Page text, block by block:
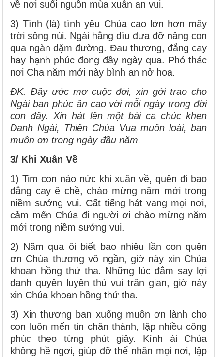
về nơi suối nguồn mùa xuân an vui.
3) Tình (là) tình yêu Chúa cao lớn hơn mây
trời sông núi. Ngài hằng dìu đưa đỡ nâng con
qua ngàn dặm đường. Đau thương, đắng cay
hay hạnh phúc đong đầy ngày qua. Phó thác
nơi Cha năm mới này bình an nở hoa.
ĐK. Đây ước mơ cuộc đời, xin gởi trao cho
Ngài ban phúc ân cao vời mỗi ngày trong đời
con đây. Xin hát lên một bài ca chúc khen
Danh Ngài, Thiên Chúa Vua muôn loài, ban
muôn ơn trong ngày đầu năm.
3/ Khi Xuân Về
1) Tim con náo nức khi xuân về, quên đi bao
đắng cay ê chề, chào mừng năm mới trong
niềm sướng vui. Cất tiếng hát vang mọi nơi,
cảm mến Chúa đi người ơi chào mừng năm
mới trong niềm sướng vui.
2) Năm qua ôi biết bao nhiêu lần con quên
ơn Chúa thương vô ngần, giờ này xin Chúa
khoan hồng thứ tha. Những lúc đắm say lợi
danh quyến luyến thú vui trần gian, giờ này
xin Chúa khoan hồng thứ tha.
3) Xin thương ban xuống muôn ơn lành cho
con luôn mến tin chân thành, lập nhiều công
phúc theo từng phút giây. Kính ái Chúa
không hề ngơi, giúp đỡ thế nhân mọi nơi, lập